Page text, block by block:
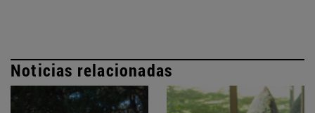
Noticias relacionadas